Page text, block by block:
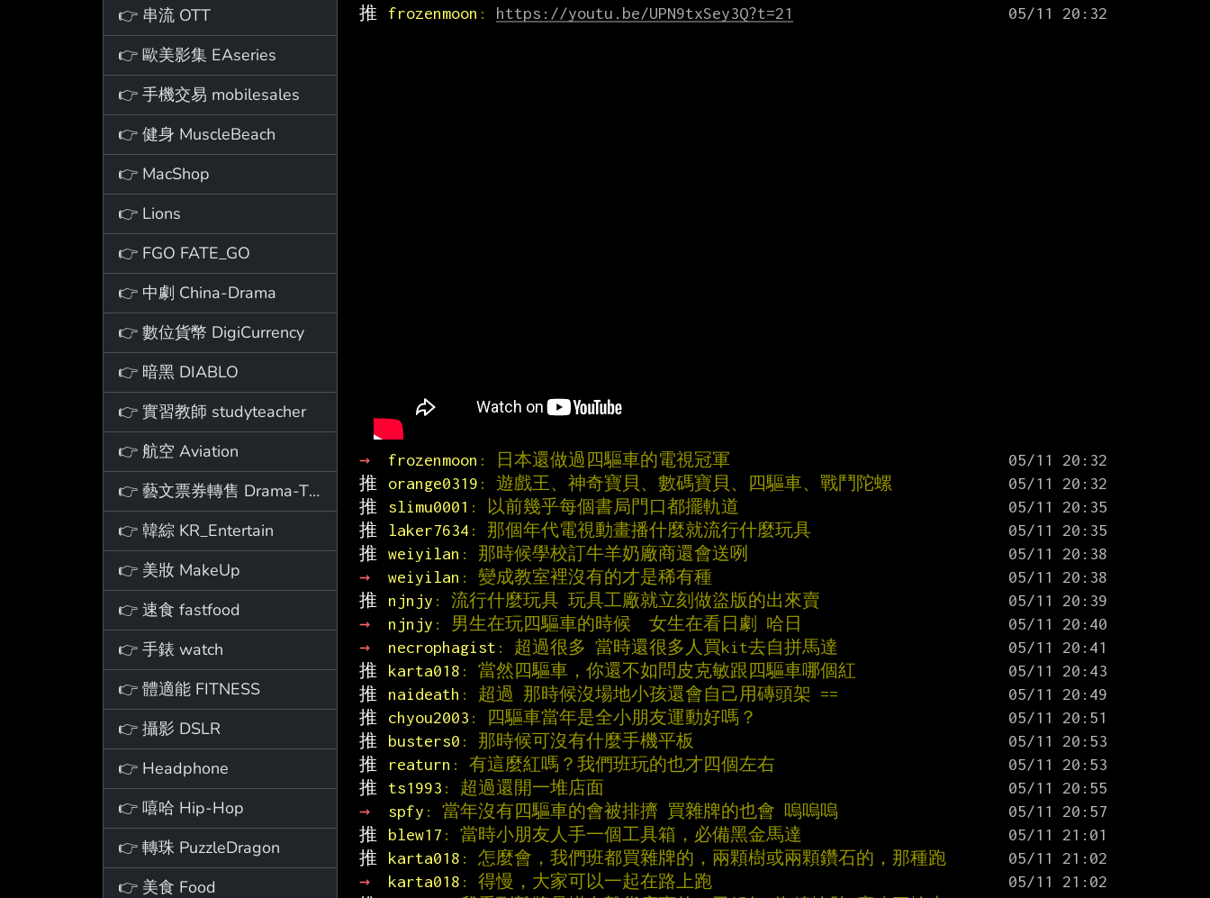
👉 串流 OTT
👉 歐美影集 EAseries
👉 手機交易 mobilesales
👉 健身 MuscleBeach
👉 MacShop
👉 Lions
👉 FGO FATE_GO
👉 中劇 China-Drama
👉 數位貨幣 DigiCurrency
👉 暗黑 DIABLO
👉 實習教師 studyteacher
👉 航空 Aviation
👉 藝文票券轉售 Drama-Ticket
👉 韓綜 KR_Entertain
👉 美妝 MakeUp
👉 速食 fastfood
👉 手錶 watch
👉 體適能 FITNESS
👉 攝影 DSLR
👉 Headphone
👉 嘻哈 Hip-Hop
👉 轉珠 PuzzleDragon
👉 美食 Food
推
frozenmoon : https://youtu.be/UPN9txSey3Q?t=21
→ frozenmoon : 日本還做過四驅車的電視冠軍
推
orange0319 : 遊戲王、神奇寶貝、數碼寶貝、四驅車、戰鬥陀螺
推
slimu0001 : 以前幾乎每個書局門口都擺軌道
推
laker7634 : 那個年代電視動畫播什麼就流行什麼玩具
推 weiyilan : 那時候學校訂牛羊奶廠商還會送咧
→
weiyilan : 變成教室裡沒有的才是稀有種
推
njnjy : 流行什麼玩具 玩具工廠就立刻做盜版的出來賣
→
njnjy : 男生在玩四驅車的時候  女生在看日劇 哈日
→
necrophagist : 超過很多 當時還很多人買kit去自拼馬達
推
karta018 : 當然四驅車，你還不如問皮克敏跟四驅車哪個紅
推
naideath : 超過 那時候沒場地小孩還會自己用磚頭架 ==
推
chyou2003 : 四驅車當年是全小朋友運動好嗎？
推
busters0 : 那時候可沒有什麼手機平板
推
reaturn : 有這麼紅嗎？我們班玩的也才四個左右
推
ts1993 : 超過還開一堆店面
→
spfy : 當年沒有四驅車的會被排擠 買雜牌的也會 嗚嗚嗚
推
blew17 : 當時小朋友人手一個工具箱，必備黑金馬達
推
karta018 : 怎麼會，我們班都買雜牌的，兩顆樹或兩顆鑽石的，那種跑
→
karta018 : 得慢，大家可以一起在路上跑